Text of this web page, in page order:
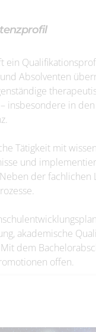
Absolventen
insbesondere in
Tätigkeit mit
und
der fachlichen
akademische
dem
offen.